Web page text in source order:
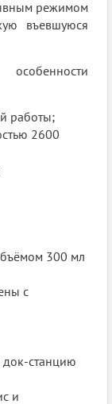
режимом
въевшуюся
работы;
2600
300 мл
с
док-станцию
и